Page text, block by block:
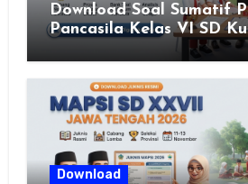
Download Soal Sumatif
Pancasila Kelas VI SD
Merdeka, Solusi Praktis
Menyusun Asesmen
Download